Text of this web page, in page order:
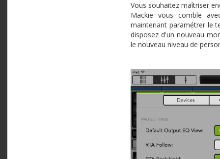
Vous souhaitez maîtriser
Mackie vous comble
maintenant paramétrer le
disposez d'un nouveau
le nouveau niveau de